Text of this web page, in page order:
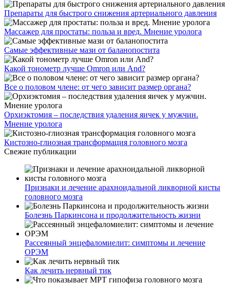
Препараты для быстрого снижения артериального давления
Массажер для простаты: польза и вред. Мнение уролога
Самые эффективные мази от баланопостита
Какой тонометр лучше Omron или And?
Все о половом члене: от чего зависит размер органа?
Орхиэктомия – последствия удаления яичек у мужчин.
Мнение уролога
Кистозно-глиозная трансформация головного мозга
Свежие публикации
Признаки и лечение арахноидальной ликворной кисты
головного мозга
Болезнь Паркинсона и продолжительность жизни
Рассеянный энцефаломиелит: симптомы и лечение
ОРЭМ
Как лечить нервный тик